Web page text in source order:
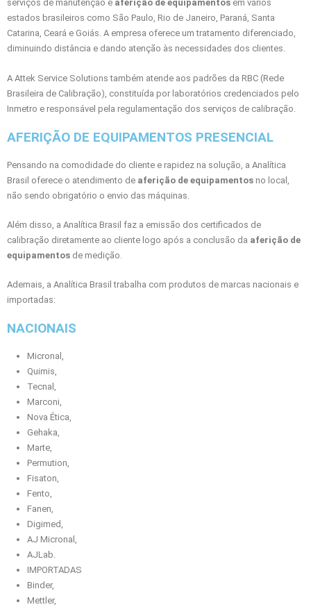
serviços de manutenção e aferição de equipamentos em vários
estados brasileiros como São Paulo, Rio de Janeiro, Paraná, Santa
Catarina, Ceará e Goiás. A empresa oferece um tratamento diferenciado,
diminuindo distância e dando atenção às necessidades dos clientes.
A Attek Service Solutions também atende aos padrões da RBC (Rede
Brasileira de Calibração), constituída por laboratórios credenciados pelo
Inmetro e responsável pela regulamentação dos serviços de calibração.
AFERIÇÃO DE EQUIPAMENTOS PRESENCIAL
Pensando na comodidade do cliente e rapidez na solução, a Analítica
Brasil oferece o atendimento de aferição de equipamentos no local,
não sendo obrigatório o envio das máquinas.
Além disso, a Analítica Brasil faz a emissão dos certificados de
calibração diretamente ao cliente logo após a conclusão da aferição de
equipamentos de medição.
Ademais, a Analítica Brasil trabalha com produtos de marcas nacionais e
importadas:
NACIONAIS
Micronal,
Quimis,
Tecnal,
Marconi,
Nova Ética,
Gehaka,
Marte,
Permution,
Fisaton,
Fento,
Fanen,
Digimed,
AJ Micronal,
AJLab.
IMPORTADAS
Binder,
Mettler,